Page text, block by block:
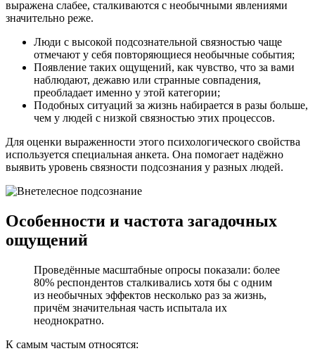
выражена слабее, сталкиваются с необычными явлениями
значительно реже.
Люди с высокой подсознательной связностью чаще
отмечают у себя повторяющиеся необычные события;
Появление таких ощущений, как чувство, что за вами
наблюдают, дежавю или странные совпадения,
преобладает именно у этой категории;
Подобных ситуаций за жизнь набирается в разы больше,
чем у людей с низкой связностью этих процессов.
Для оценки выраженности этого психологического свойства
используется специальная анкета. Она помогает надёжно
выявить уровень связности подсознания у разных людей.
Особенности и частота загадочных
ощущений
Проведённые масштабные опросы показали: более
80% респондентов сталкивались хотя бы с одним
из необычных эффектов несколько раз за жизнь,
причём значительная часть испытала их
неоднократно.
К самым частым относятся: